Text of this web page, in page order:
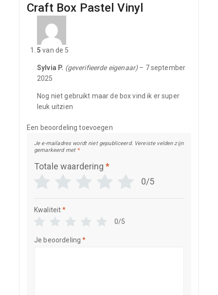
Craft Box Pastel Vinyl
5 van de 5
Sylvia P. (geverifieerde eigenaar) – 7 september
2025
Nog niet gebruikt maar de box vind ik er super
leuk uitzien
Een beoordeling toevoegen
Je e-mailadres wordt niet gepubliceerd. Vereiste velden zijn
gemarkeerd met *
Totale waardering *
0/5
Kwaliteit *
0/5
Je beoordeling*